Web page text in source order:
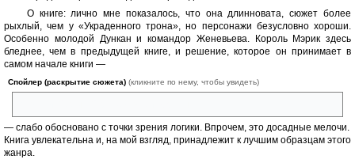
О книге: лично мне показалось, что она длинновата, сюжет более
рыхлый, чем у «Украденного трона», но персонажи безусловно хороши.
Особенно молодой Дункан и командор Женевьева. Король Мэрик здесь
бледнее, чем в предыдущей книге, и решение, которое он принимает в
самом начале книги —
Спойлер (раскрытие сюжета) (кликните по нему, чтобы увидеть)
— слабо обосновано с точки зрения логики. Впрочем, это досадные мелочи.
Книга увлекательна и, на мой взгляд, принадлежит к лучшим образцам этого
жанра.